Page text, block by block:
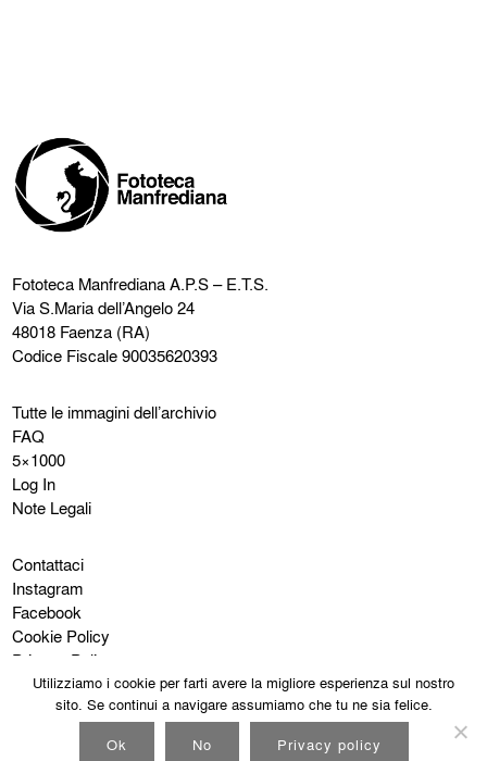
Fototeca ManfredianaA.P.S – E.T.S.
Via S.Maria dell’Angelo 24
48018 Faenza (RA)
Codice Fiscale 90035620393
Tutte le immagini dell’archivio
FAQ
5×1000
Log In
Note Legali
Contattaci
Instagram
Facebook
Cookie Policy
Privacy Policy
Utilizziamo i cookie per farti avere la migliore esperienza sul nostro
sito. Se continui a navigare assumiamo che tu ne sia felice.
Ok
No Privacy policy